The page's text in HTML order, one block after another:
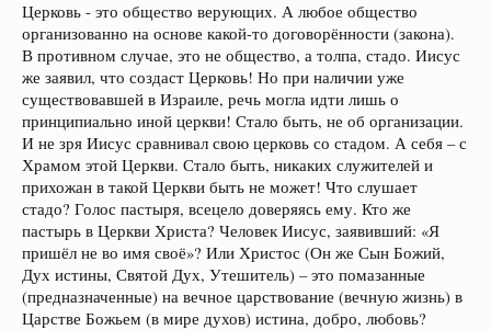
Церковь - это общество верующих. А любое общество
организованно на основе какой-то договорённости (закона).
В противном случае, это не общество, а толпа, стадо. Иисус
же заявил, что создаст Церковь! Но при наличии уже
существовавшей в Израиле, речь могла идти лишь о
принципиально иной церкви! Стало быть, не об организации.
И не зря Иисус сравнивал свою церковь со стадом. А себя – с
Храмом этой Церкви. Стало быть, никаких служителей и
прихожан в такой Церкви быть не может! Что слушает
стадо? Голос пастыря, всецело доверяясь ему. Кто же
пастырь в Церкви Христа? Человек Иисус, заявивший: «Я
пришёл не во имя своё»? Или Христос (Он же Сын Божий,
Дух истины, Святой Дух, Утешитель) – это помазанные
(предназначенные) на вечное царствование (вечную жизнь) в
Царстве Божьем (в мире духов) истина, добро, любовь?